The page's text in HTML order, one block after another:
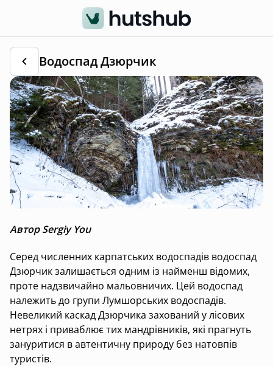
Водоспад Дзюрчик
Автор Sergiy You
Серед численних карпатських водоспадів водоспад
Дзюрчик залишається одним із найменш відомих,
проте надзвичайно мальовничих. Цей водоспад
належить до групи Лумшорських водоспадів.
Невеликий каскад Дзюрчика захований у лісових
нетрях і приваблює тих мандрівників, які прагнуть
зануритися в автентичну природу без натовпів
туристів.